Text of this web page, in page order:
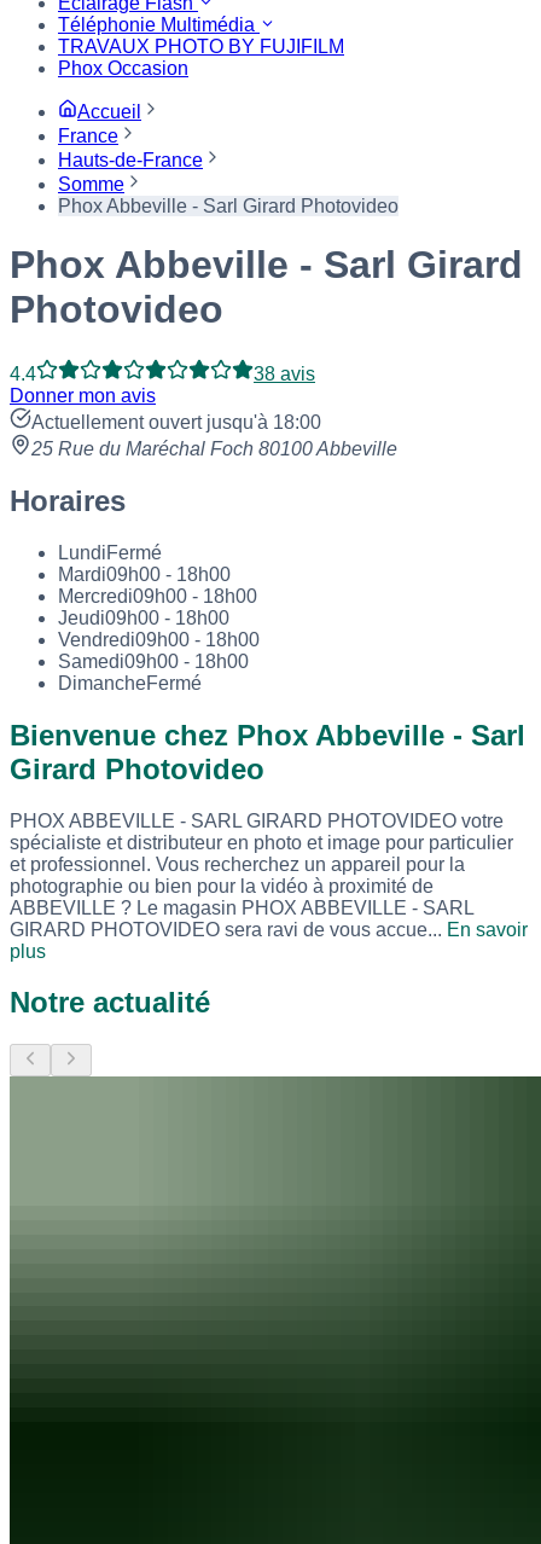
Téléphonie Multimédia
TRAVAUX PHOTO BY FUJIFILM
Phox Occasion
Accueil
France
Hauts-de-France
Somme
Phox Abbeville - Sarl Girard Photovideo
Phox Abbeville - Sarl Girard
Photovideo
4.4
38 avis
Donner mon avis
Actuellement ouvert jusqu'à 18:00
25 Rue du Maréchal Foch 80100 Abbeville
Horaires
LundiFermé
Mardi09h00 - 18h00
Mercredi09h00 - 18h00
Jeudi09h00 - 18h00
Vendredi09h00 - 18h00
Samedi09h00 - 18h00
DimancheFermé
Bienvenue chez Phox Abbeville - Sarl
Girard Photovideo
PHOX ABBEVILLE - SARL GIRARD PHOTOVIDEO votre
spécialiste et distributeur en photo et image pour particulier
et professionnel. Vous recherchez un appareil pour la
photographie ou bien pour la vidéo à proximité de
ABBEVILLE ? Le magasin PHOX ABBEVILLE - SARL
GIRARD PHOTOVIDEO sera ravi de vous accue... En savoir
plus
Notre actualité